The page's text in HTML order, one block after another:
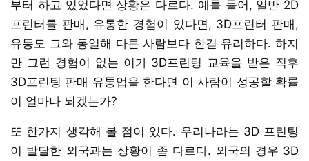
부터 하고 있었다면 상황은 다르다. 예를 들어, 일반 2D
프린터를 판매, 유통한 경험이 있다면, 3D프린터 판매,
유통도 그와 동일해 다른 사람보다 한결 유리하다. 하지
만 그런 경험이 없는 이가 3D프린팅 교육을 받은 직후
3D프린팅 판매 유통업을 한다면 이 사람이 성공할 확률
이 얼마나 되겠는가?
또 한가지 생각해 볼 점이 있다. 우리나라는 3D 프린팅
이 발달한 외국과는 상황이 좀 다르다. 외국의 경우 3D